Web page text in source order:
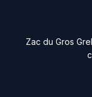
Zac du Gros